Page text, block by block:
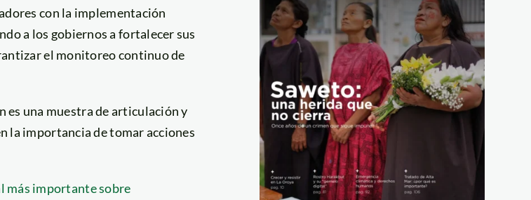
con la implementación
a los gobiernos a fortalecer sus
el monitoreo continuo de
una muestra de articulación y
la importancia de tomar acciones
más importante sobre